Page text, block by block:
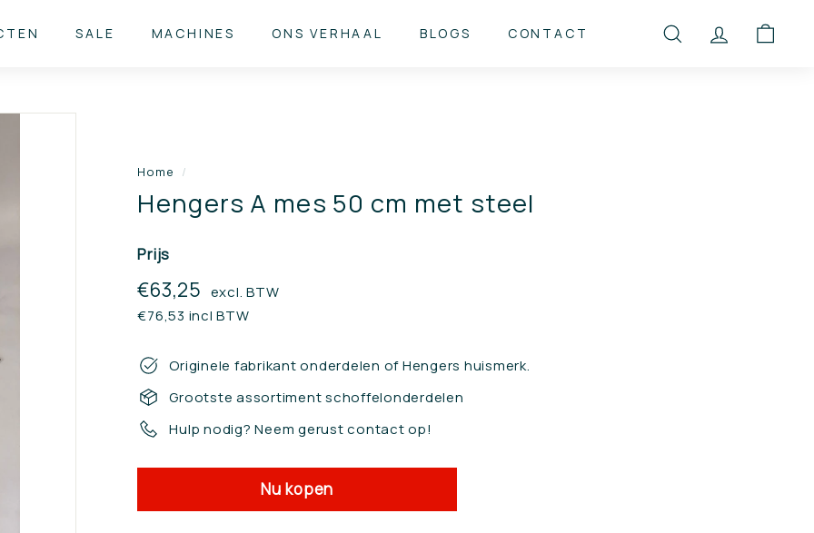
SALE MACHINES ONS VERHAAL BLOGS CONTACT
ZOEKENACCOUNT
Home /
Hengers A mes 50 cm met steel
Prijs
Reguliere
prijs
€63,25 €63,25
excl. BTW
€76,53 incl BTW
Originele fabrikant onderdelen of Hengers huismerk.
Grootste assortiment schoffelonderdelen
Hulp nodig? Neem gerust contact op!
Nu kopen